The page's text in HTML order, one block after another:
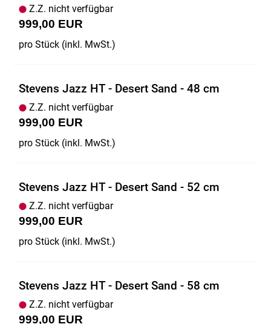
Z.Z. nicht verfügbar
999,00 EUR
pro Stück (inkl. MwSt.)
Stevens Jazz HT - Desert Sand - 48 cm
Z.Z. nicht verfügbar
999,00 EUR
pro Stück (inkl. MwSt.)
Stevens Jazz HT - Desert Sand - 52 cm
Z.Z. nicht verfügbar
999,00 EUR
pro Stück (inkl. MwSt.)
Stevens Jazz HT - Desert Sand - 58 cm
Z.Z. nicht verfügbar
999,00 EUR